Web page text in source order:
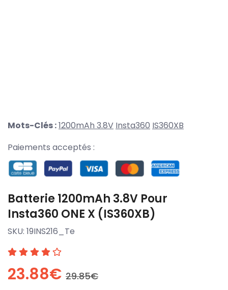
Mots-Clés :1200mAh 3.8V Insta360 IS360XB
Paiements acceptés :
Batterie 1200mAh 3.8V Pour
Insta360 ONE X (IS360XB)
SKU: 19INS216_Te
23.88€ 29.85€